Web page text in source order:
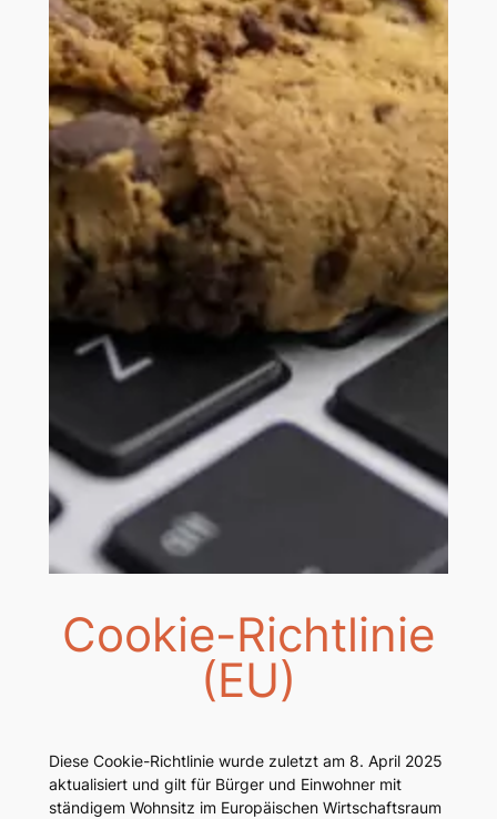
Cookie-Richtlinie
(EU)
Diese Cookie-Richtlinie wurde zuletzt am 8. April 2025
aktualisiert und gilt für Bürger und Einwohner mit
ständigem Wohnsitz im Europäischen Wirtschaftsraum